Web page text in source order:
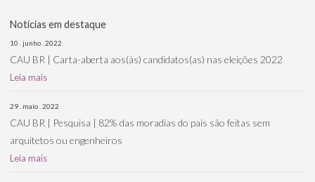
Notícias em destaque
10 . junho . 2022
CAU BR | Carta-aberta aos(às) candidatos(as) nas eleições 2022
Leia mais
29 . maio . 2022
CAU BR | Pesquisa | 82% das moradias do país são feitas sem
arquitetos ou engenheiros
Leia mais